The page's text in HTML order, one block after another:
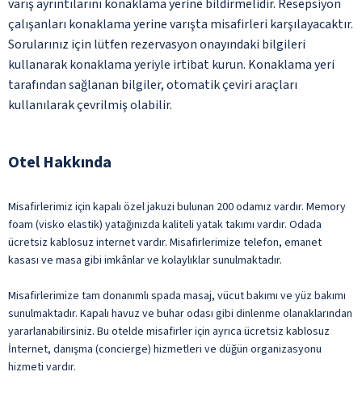
varış ayrıntılarını konaklama yerine bildirmelidir. Resepsiyon
çalışanları konaklama yerine varışta misafirleri karşılayacaktır.
Sorularınız için lütfen rezervasyon onayındaki bilgileri
kullanarak konaklama yeriyle irtibat kurun. Konaklama yeri
tarafından sağlanan bilgiler, otomatik çeviri araçları
kullanılarak çevrilmiş olabilir.
Otel Hakkında
Misafirlerimiz için kapalı özel jakuzi bulunan 200 odamız vardır. Memory
foam (visko elastik) yatağınızda kaliteli yatak takımı vardır. Odada
ücretsiz kablosuz internet vardır. Misafirlerimize telefon, emanet
kasası ve masa gibi imkânlar ve kolaylıklar sunulmaktadır.
Misafirlerimize tam donanımlı spada masaj, vücut bakımı ve yüz bakımı
sunulmaktadır. Kapalı havuz ve buhar odası gibi dinlenme olanaklarından
yararlanabilirsiniz. Bu otelde misafirler için ayrıca ücretsiz kablosuz
İnternet, danışma (concierge) hizmetleri ve düğün organizasyonu
hizmeti vardır.